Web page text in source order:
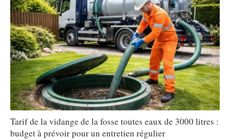
Tarif de la vidange de la fosse toutes eaux de 3000 litres :
budget à prévoir pour un entretien régulier